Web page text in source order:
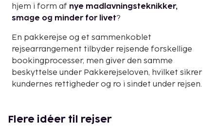
hjem i form af nye madlavningsteknikker,
smage og minder for livet?
En pakkerejse og et sammenkoblet
rejsearrangement tilbyder rejsende forskellige
bookingprocesser, men giver den samme
beskyttelse under Pakkerejseloven, hvilket sikrer
kundernes rettigheder og ro i sindet under rejsen.
Flere idéer til rejser